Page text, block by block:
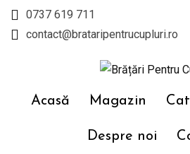
Skip
0737 619 711
contact@brataripentrucupluri.ro
Acasă Magazin
Despre noi